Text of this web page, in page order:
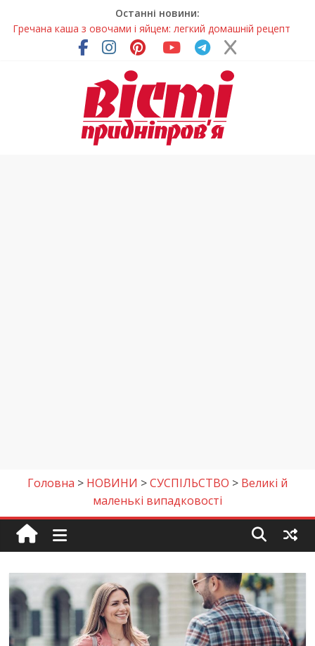
Останні новини:
Гречана каша з овочами і яйцем: легкий домашній рецепт
Як обрати розмір крафтового стакана під ваш напій?
Волонтерів із Дніпропетровщини відзначили за участь у
Дніпровський цирк отримав міжнародне визнання
У Дніпрі змагалися найсильніші яхтсмени України (фото)
Головна > НОВИНИ >СУСПІЛЬСТВО > Великі й
маленькі випадковості